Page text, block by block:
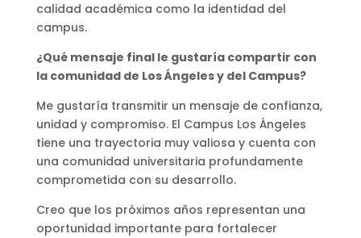
calidad académica como la identidad del
campus.
¿Qué mensaje final le gustaría compartir con
la comunidad de Los Ángeles y del Campus?
Me gustaría transmitir un mensaje de confianza,
unidad y compromiso. El Campus Los Ángeles
tiene una trayectoria muy valiosa y cuenta con
una comunidad universitaria profundamente
comprometida con su desarrollo.
Creo que los próximos años representan una
oportunidad importante para fortalecer